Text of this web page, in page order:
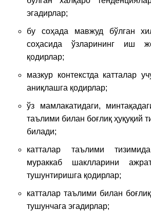
эгадирлар;
бу соҳада мавжуд бўлган
соҳасида ўзларининг иш
қодирлар;
мазкур контекстда катталар
аниқлашга қодирлар;
ўз мамлакатидаги,
таълими билан боғлиқ ҳуқуқий
билади;
катталар таълими
мураккаб шаклларини
тушунтиришга қодирлар;
катталар таълими билан
тушунчага эгадирлар;